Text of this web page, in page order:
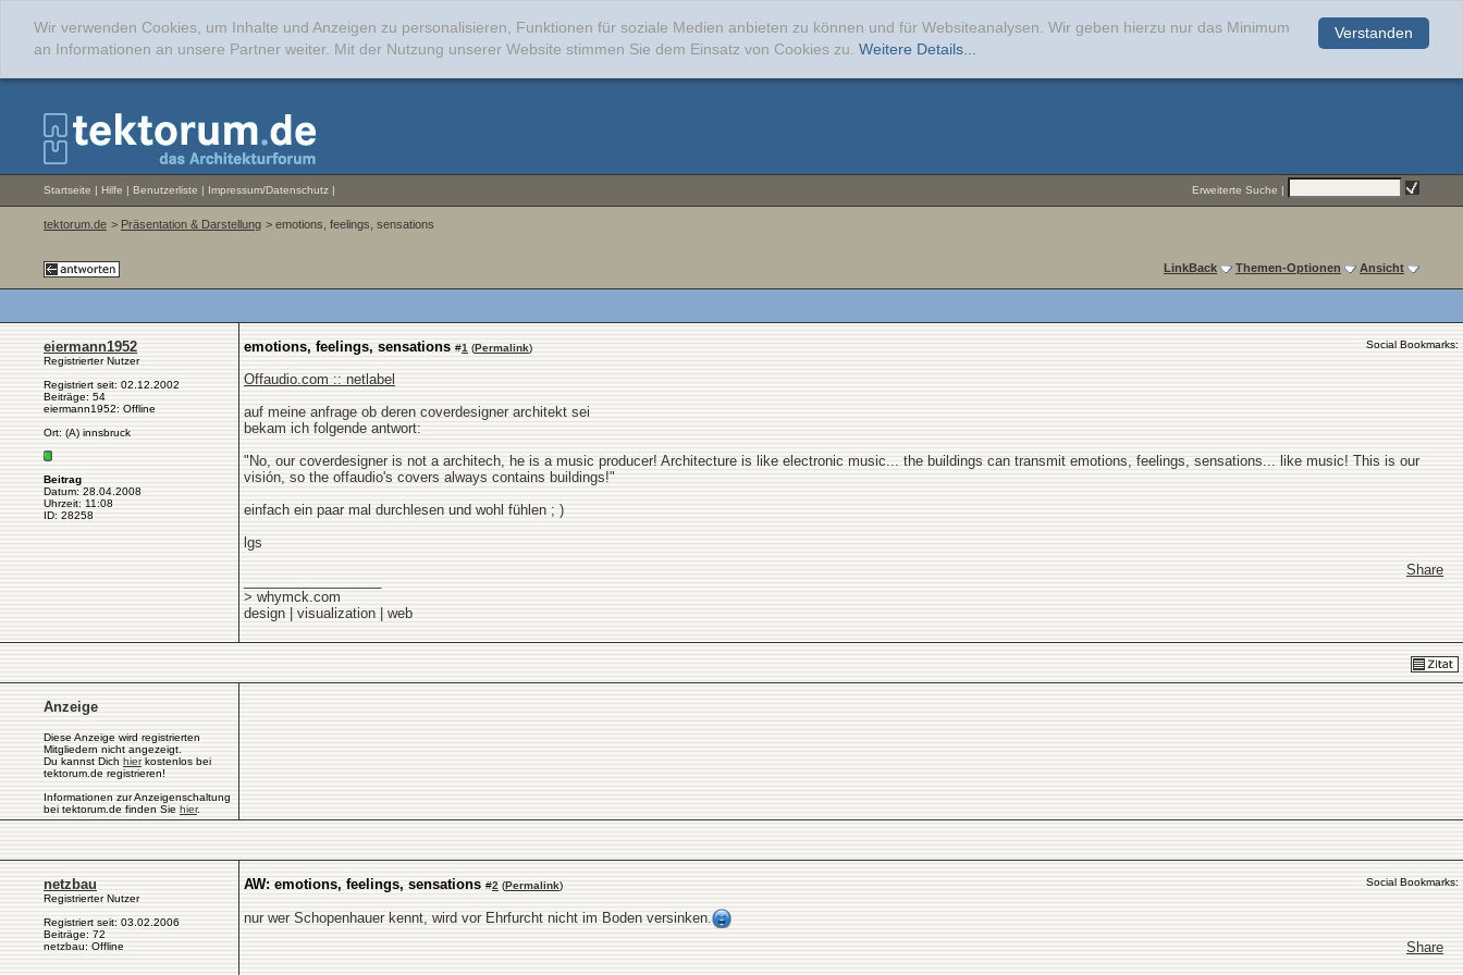
Verstanden
Wir verwenden Cookies, um Inhalte und Anzeigen zu personalisieren, Funktionen für soziale Medien anbieten zu können und für Websiteanalysen. Wir geben hierzu nur das Minimum
an Informationen an unsere Partner weiter. Mit der Nutzung unserer Website stimmen Sie dem Einsatz von Cookies zu. Weitere Details...
Startseite | Hilfe | Benutzerliste | Impressum/Datenschutz | Erweiterte Suche |
tektorum.de > Präsentation & Darstellung > emotions, feelings, sensations
LinkBack Themen-Optionen Ansicht
eiermann1952
Registrierter Nutzer
Registriert seit: 02.12.2002
Beiträge: 54
eiermann1952: Offline
Ort: (A) innsbruck
Beitrag
Datum: 28.04.2008
Uhrzeit: 11:08
ID: 28258
emotions, feelings, sensations #1 (Permalink) Social Bookmarks:
Offaudio.com :: netlabel
auf meine anfrage ob deren coverdesigner architekt sei
bekam ich folgende antwort:
"No, our coverdesigner is not a architech, he is a music producer! Architecture is like electronic music... the buildings can transmit emotions, feelings, sensations... like music! This is our
visión, so the offaudio's covers always contains buildings!"
einfach ein paar mal durchlesen und wohl fühlen ; )
lgs
Share
> whymck.com
design | visualization | web
Anzeige
Diese Anzeige wird registrierten
Mitgliedern nicht angezeigt.
Du kannst Dich hierkostenlos bei
tektorum.de registrieren!
Informationen zur Anzeigenschaltung
bei tektorum.de finden Sie hier.
netzbau
Registrierter Nutzer
Registriert seit: 03.02.2006
Beiträge: 72
netzbau: Offline
AW: emotions, feelings, sensations #2 (Permalink) Social Bookmarks:
nur wer Schopenhauer kennt, wird vor Ehrfurcht nicht im Boden versinken.
Share